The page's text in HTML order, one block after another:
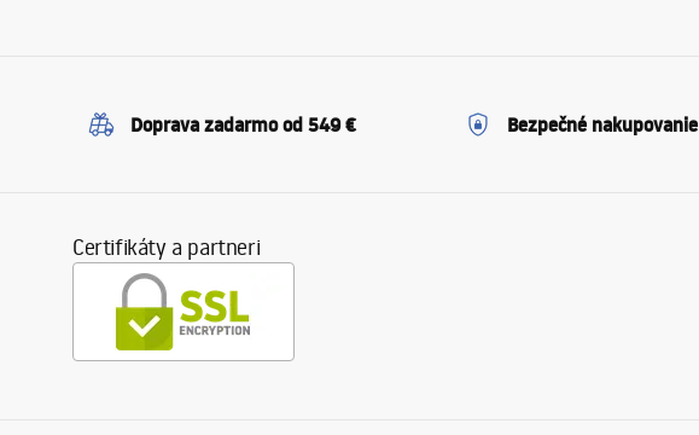
Doprava zadarmo od 549 € Bezpečné nakupovanie
Certifikáty a partneri